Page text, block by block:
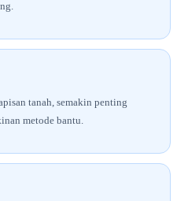
tanah, semakin penting
metode bantu.